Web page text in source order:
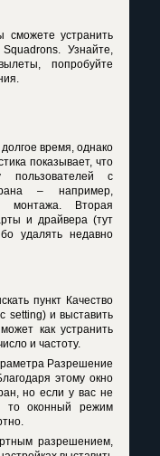
сможете устранить
Узнайте,
попробуйте
время, однако
показывает, что
с
– например,
монтажа. Вторая
и драйвера (тут
удалять недавно
пункт Качество
setting) и выставить
как устранить
и частоту.
Разрешение
этому окно
но если у вас не
то оконный режим
разрешением,